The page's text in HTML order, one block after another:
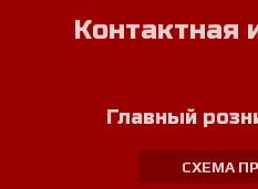
Контактная
Главный
СХЕМА